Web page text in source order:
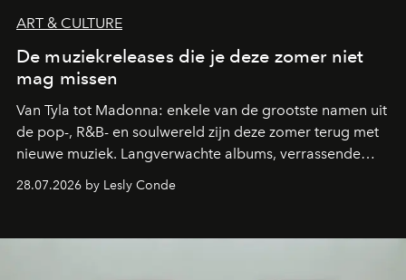
ART & CULTURE
De muziekreleases die je deze zomer niet
mag missen
Van Tyla tot Madonna: enkele van de grootste namen uit
de pop-, R&B- en soulwereld zijn deze zomer terug met
nieuwe muziek. Langverwachte albums, verrassende
comebacks en veelbelovende nieuwe projecten: dit zijn
de releases die je niet mag missen.
28.07.2026 by Lesly Conde